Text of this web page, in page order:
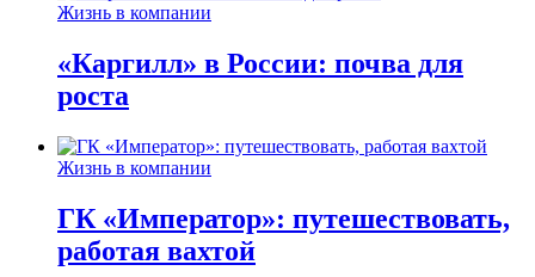
Жизнь в компании
«Каргилл» в России: почва для
роста
Жизнь в компании
ГК «Император»: путешествовать,
работая вахтой